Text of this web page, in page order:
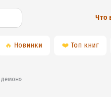
Что
🔥 Новинки ❤️ Топ книг
демон»